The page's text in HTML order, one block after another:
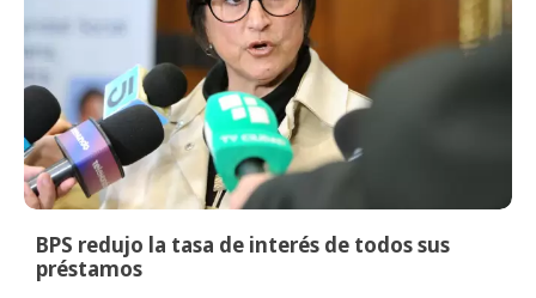
BPS redujo la tasa de interés de todos sus
préstamos